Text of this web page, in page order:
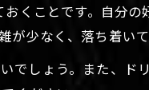
くことです。自分
少なく、落ち着い
でしょう。また、ド